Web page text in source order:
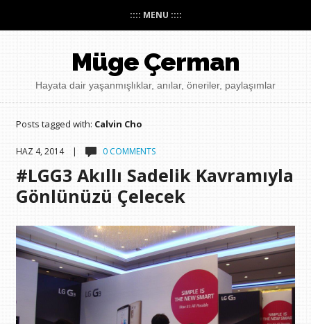
:::: MENU ::::
Müge Çerman
Hayata dair yaşanmışlıklar, anılar, öneriler, paylaşımlar
Posts tagged with: Calvin Cho
HAZ 4, 2014 | 0 COMMENTS
#LGG3 Akıllı Sadelik Kavramıyla
Gönlünüzü Çelecek